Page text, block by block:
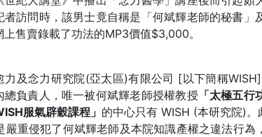
者訪問時，該男士竟自稱是「何斌輝老師的秘書」
上售賣錄載了功法的MP3價值$3,000。
力及念力研究院(亞太區)有限公司 [以下簡稱
總負責人，唯一被何斌輝老師授權教授 「太極五
服氣辟穀課程」 的中心只有 WISH (本研究院)
嚴重侵犯了何斌輝老師及本院知識產權之違法行